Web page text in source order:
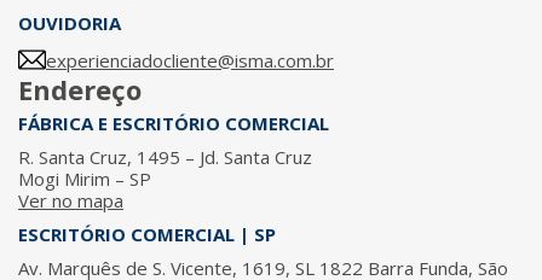
OUVIDORIA
experienciadocliente@isma.com.br
Endereço
FÁBRICA E ESCRITÓRIO COMERCIAL
R. Santa Cruz, 1495 – Jd. Santa Cruz
Mogi Mirim – SP
Ver no mapa
ESCRITÓRIO COMERCIAL | SP
Av. Marquês de S. Vicente, 1619, SL 1822 Barra Funda, São